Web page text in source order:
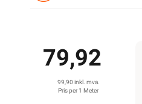
79,92
99,90 inkl. mva.
Pris per 1 Meter